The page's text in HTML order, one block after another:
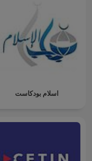
اسلام بودكاست